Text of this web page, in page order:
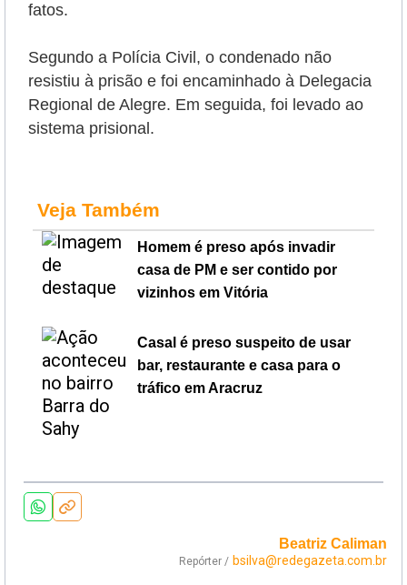
fatos.
Segundo a Polícia Civil, o condenado não
resistiu à prisão e foi encaminhado à Delegacia
Regional de Alegre. Em seguida, foi levado ao
sistema prisional.
Veja Também
Homem é preso após invadir
casa de PM e ser contido por
vizinhos em Vitória
Casal é preso suspeito de usar
bar, restaurante e casa para o
tráfico em Aracruz
Beatriz Caliman
Repórter / bsilva@redegazeta.com.br